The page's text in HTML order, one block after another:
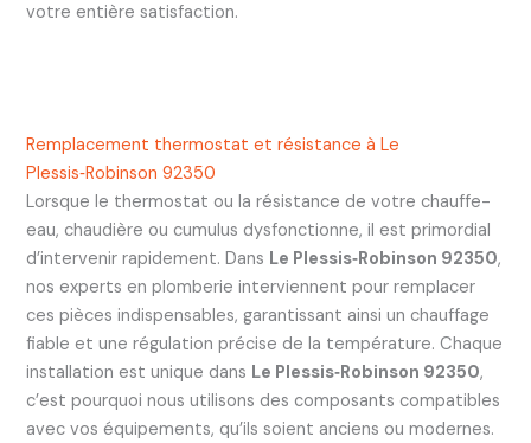
votre entière satisfaction.
Remplacement thermostat et résistance à Le
Plessis‑Robinson 92350
Lorsque le thermostat ou la résistance de votre chauffe-
eau, chaudière ou cumulus dysfonctionne, il est primordial
d’intervenir rapidement. Dans Le Plessis‑Robinson 92350,
nos experts en plomberie interviennent pour remplacer
ces pièces indispensables, garantissant ainsi un chauffage
fiable et une régulation précise de la température. Chaque
installation est unique dans Le Plessis‑Robinson 92350,
c’est pourquoi nous utilisons des composants compatibles
avec vos équipements, qu’ils soient anciens ou modernes.